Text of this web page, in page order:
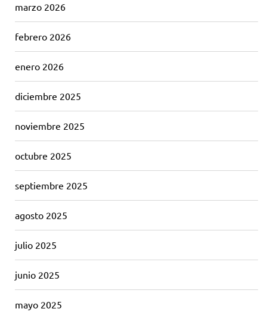
marzo 2026
febrero 2026
enero 2026
diciembre 2025
noviembre 2025
octubre 2025
septiembre 2025
agosto 2025
julio 2025
junio 2025
mayo 2025